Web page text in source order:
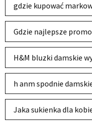
gdzie kupować
Gdzie najlepsze
H&M bluzki damskie
h anm spodnie
Jaka sukienka dla